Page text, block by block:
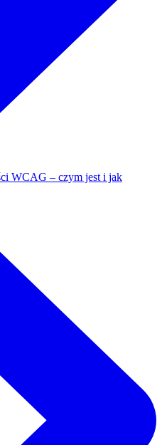
WCAG – czym jest i jak